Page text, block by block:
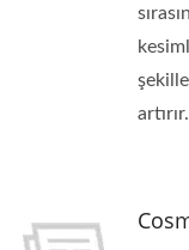
artırır.